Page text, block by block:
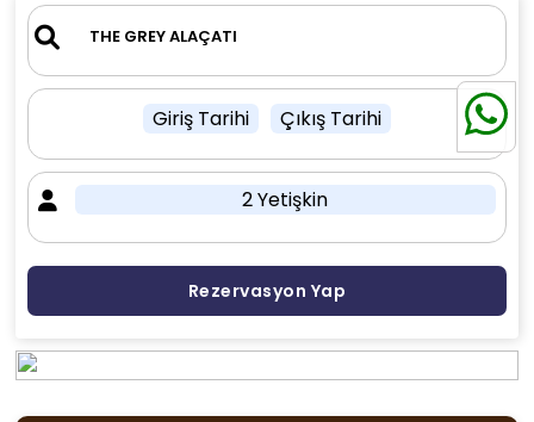
Giriş Tarihi Çıkış Tarihi
2 Yetişkin
Rezervasyon Yap